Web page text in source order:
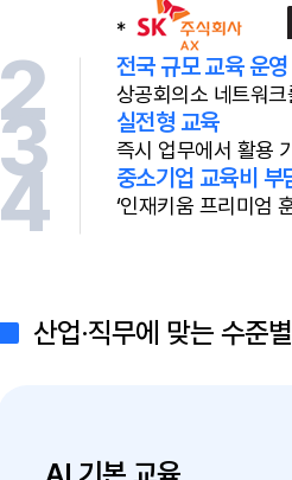
2 전국 규모 교육 운영
상공회의소 네트워
3 실전형 교육
즉시 업무에서 활용
4 중소기업 교육비 부
‘인재키움 프리미엄
산업·직무에 맞는 수준